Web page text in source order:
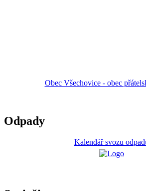
Obec Všechovice - obec
Odpady
Kalendář svozu